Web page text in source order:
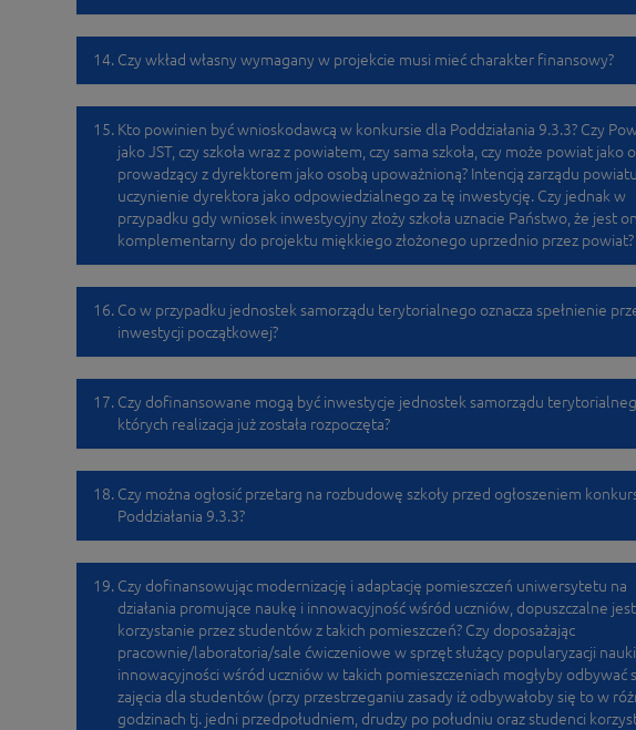
Czy wkład własny wymagany w projekcie musi mieć charakter finansowy?
Kto powinien być wnioskodawcą w konkursie dla Poddziałania 9.3.3? Czy
jako JST, czy szkoła wraz z powiatem, czy sama szkoła, czy może powiat jako
prowadzący z dyrektorem jako osobą upoważnioną? Intencją zarządu
uczynienie dyrektora jako odpowiedzialnego za tę inwestycję. Czy jednak w
przypadku gdy wniosek inwestycyjny złoży szkoła uznacie Państwo, że jest on
komplementarny do projektu miękkiego złożonego uprzednio przez powiat?
Co w przypadku jednostek samorządu terytorialnego oznacza spełnienie
inwestycji początkowej?
Czy dofinansowane mogą być inwestycje jednostek samorządu
których realizacja już została rozpoczęta?
Czy można ogłosić przetarg na rozbudowę szkoły przed ogłoszeniem
Poddziałania 9.3.3?
Czy dofinansowując modernizację i adaptację pomieszczeń uniwersytetu na
działania promujące naukę i innowacyjność wśród uczniów, dopuszczalne jest
korzystanie przez studentów z takich pomieszczeń? Czy doposażając
pracownie/laboratoria/sale ćwiczeniowe w sprzęt służący popularyzacji
innowacyjności wśród uczniów w takich pomieszczeniach mogłyby odbywać
zajęcia dla studentów (przy przestrzeganiu zasady iż odbywałoby się to w
godzinach tj. jedni przedpołudniem, drudzy po południu oraz studenci